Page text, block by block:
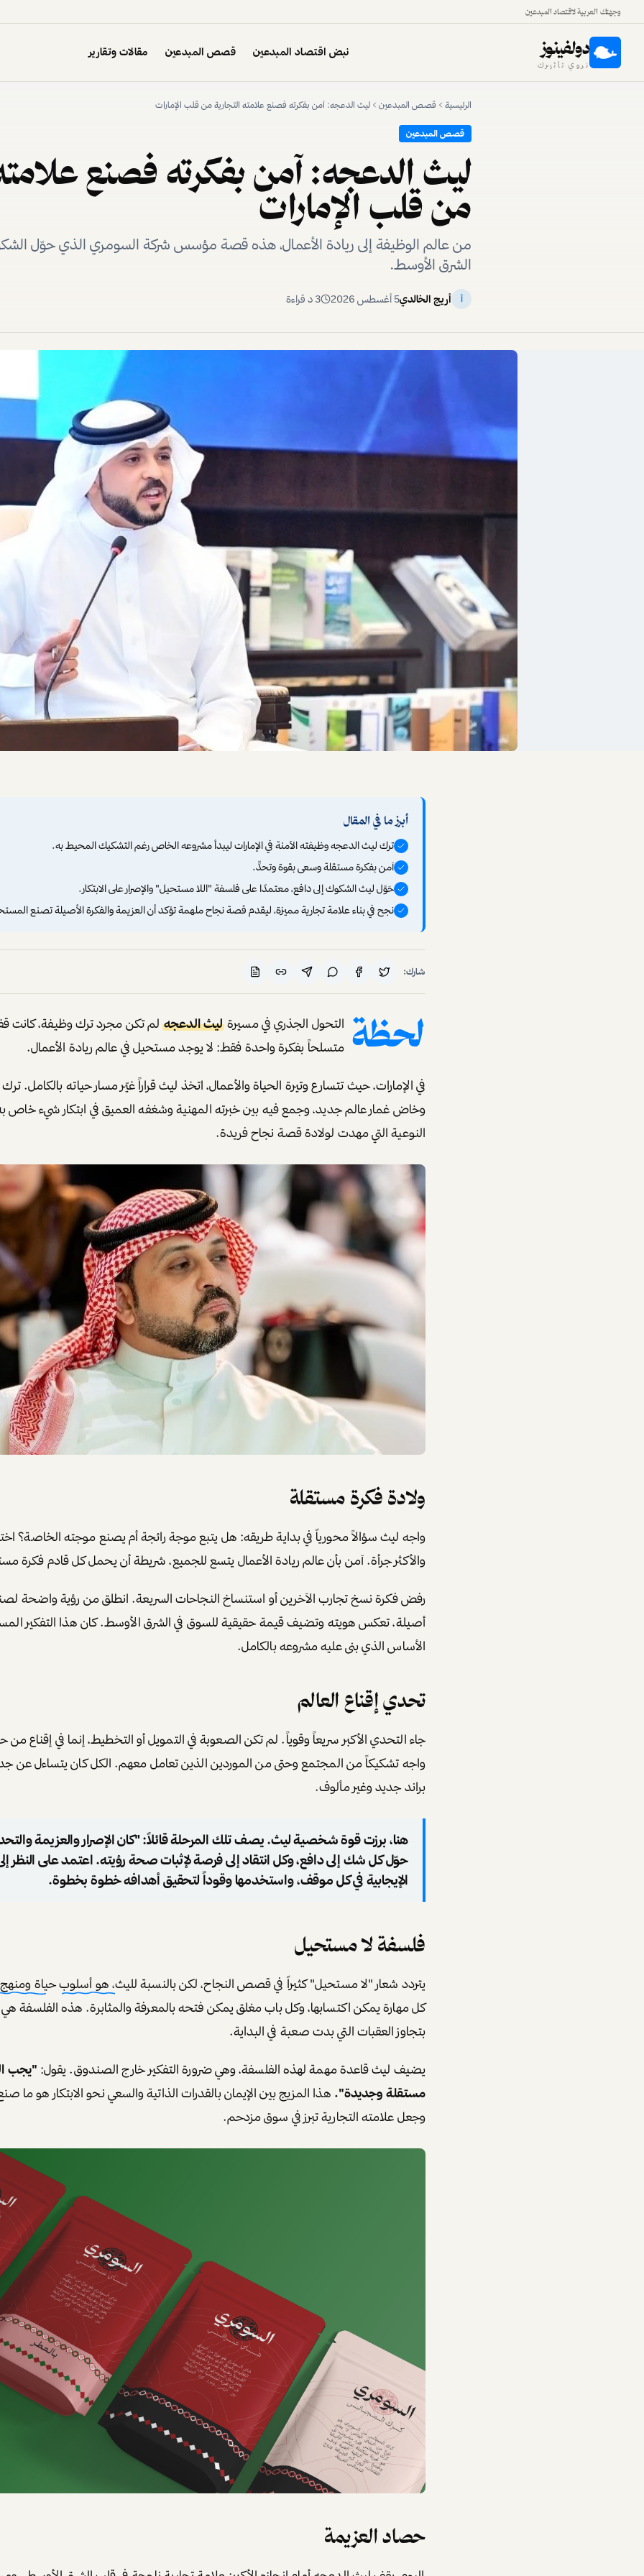
وجهتك العربية لاقتصاد المبدعين
دولفينوز
نروي تأثيرك
نبض اقتصاد المبدعين قصص المبدعين مقالات وتقارير
الرئيسية قصص المبدعين ليث الدعجه: آمن بفكرته فصنع علامته التجارية من قلب الإمارات
قصص المبدعين
ليث الدعجه: آمن بفكرته فصنع
من قلب الإمارات
من عالم الوظيفة إلى ريادة الأعمال، هذه قصة مؤسس شركة السومري الذي حوّل
الشرق الأوسط.
أ أريج الخالدي5 أغسطس 2026 3 د قراءة
أبرز ما في المقال
ترك ليث الدعجه وظيفته الآمنة في الإمارات ليبدأ مشروعه الخاص رغم التشكيك المحيط به.
آمن بفكرة مستقلة وسعى بقوة وتحدٍّ.
حَوَّل ليث الشكوك إلى دافع، معتمدًا على فلسفة "اللا مستحيل" والإصرار على الابتكار.
نجح في بناء علامة تجارية مميزة، ليقدم قصة نجاح ملهمة تؤكد أن العزيمة والفكرة الأصيلة تصنع
شارك:
لحظة التحول الجذري في مسيرة ليث الدعجهلم تكن مجرد ترك وظيفة، كانت
متسلحاً بفكرة واحدة فقط: لا يوجد مستحيل في عالم ريادة الأعمال.
في الإمارات، حيث تتسارع وتيرة الحياة والأعمال، اتخذ ليث قراراً غيّر مسار حياته بالكامل.
وخاض غمار عالم جديد، وجمع فيه بين خبرته المهنية وشغفه العميق في ابتكار شيء خاص
النوعية التي مهدت لولادة قصة نجاح فريدة.
ولادة فكرة مستقلة
واجه ليث سؤالاً محورياً في بداية طريقه: هل يتبع موجة رائجة أم يصنع موجته الخاصة؟
والأكثر جرأة. آمن بأن عالم ريادة الأعمال يتسع للجميع، شريطة أن يحمل كل قادم فكرة
رفض فكرة نسخ تجارب الآخرين أو استنساخ النجاحات السريعة. انطلق من رؤية واضحة
أصيلة، تعكس هويته وتضيف قيمة حقيقية للسوق في الشرق الأوسط. كان هذا التفكير
الأساس الذي بنى عليه مشروعه بالكامل.
تحدي إقناع العالم
جاء التحدي الأكبر سريعاً وقوياً. لم تكن الصعوبة في التمويل أو التخطيط، إنما في إقناع من
واجه تشكيكاً من المجتمع وحتى من الموردين الذين تعامل معهم. الكل كان يتساءل عن
براند جديد وغير مألوف.
هنا، برزت قوة شخصية ليث. يصف تلك المرحلة قائلاً: "كان الإصرار والعزيمة
حوّل كل شك إلى دافع، وكل انتقاد إلى فرصة لإثبات صحة رؤيته. اعتمد على النظر إلى
الإيجابية في كل موقف، واستخدمها وقوداً لتحقيق أهدافه خطوة بخطوة.
فلسفة لا مستحيل
يتردد شعار "لا مستحيل" كثيراً في قصص النجاح، لكن بالنسبة لليث، هو أسلوب حياة
كل مهارة يمكن اكتسابها، وكل باب مغلق يمكن فتحه بالمعرفة والمثابرة. هذه الفلسفة
بتجاوز العقبات التي بدت صعبة في البداية.
يضيف ليث قاعدة مهمة لهذه الفلسفة، وهي ضرورة التفكير خارج الصندوق. يقول: "يجب
مستقلة وجديدة". هذا المزيج بين الإيمان بالقدرات الذاتية والسعي نحو الابتكار هو ما
وجعل علامته التجارية تبرز في سوق مزدحم.
حصاد العزيمة